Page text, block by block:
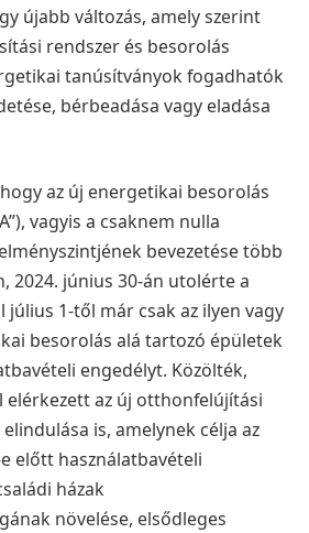
újabb változás, amely szerint
rendszer és besorolás
tanúsítványok fogadhatók
bérbeadása vagy eladása
az új energetikai besorolás
vagyis a csaknem nulla
bevezetése több
2024. június 30-án utolérte a
július 1-től már csak az ilyen vagy
besorolás alá tartozó épületek
engedélyt. Közölték,
elérkezett az új otthonfelújítási
is, amelynek célja az
előtt használatbavételi
házak
növelése, elsődleges